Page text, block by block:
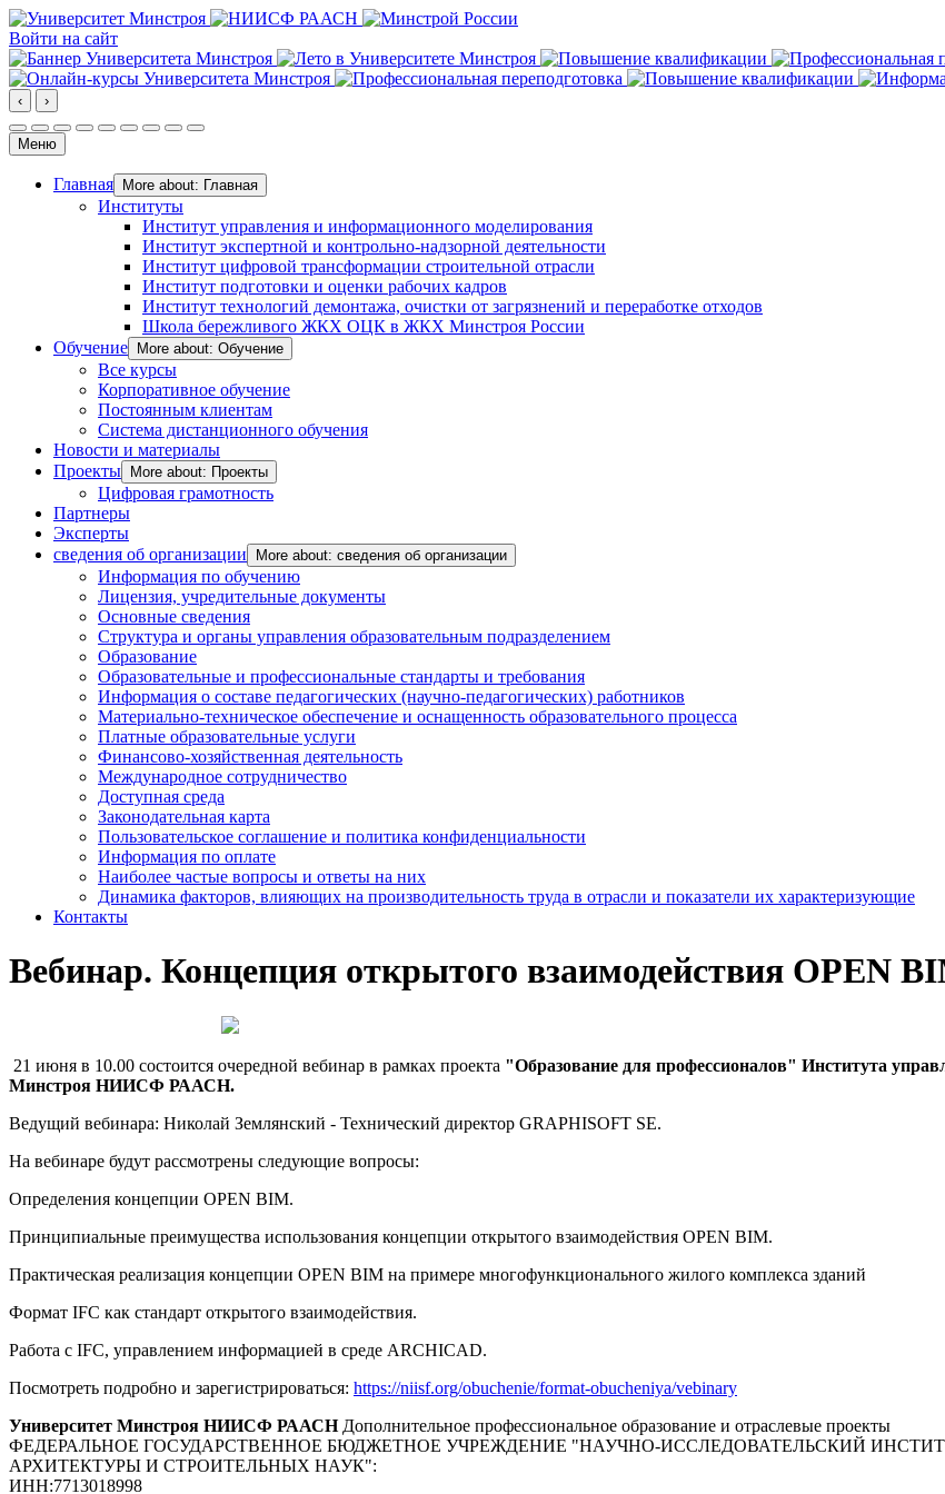
Войти на сайт
‹ ›
Меню
Главная More about: Главная
Институты
Институт управления и информационного моделирования
Институт экспертной и контрольно-надзорной деятельности
Институт цифровой трансформации строительной отрасли
Институт подготовки и оценки рабочих кадров
Институт технологий демонтажа, очистки от загрязнений и переработке отходов
Школа бережливого ЖКХ ОЦК в ЖКХ Минстроя России
Обучение
More about: Обучение
Все курсы
Корпоративное обучение
Постоянным клиентам
Система дистанционного обучения
Новости и материалы
Проекты
More about: Проекты
Цифровая грамотность
Партнеры
Эксперты
сведения об организации
More about: сведения об организации
Информация по обучению
Лицензия, учредительные документы
Основные сведения
Структура и органы управления образовательным подразделением
Образование
Образовательные и профессиональные стандарты и требования
Информация о составе педагогических (научно-педагогических) работников
Материально-техническое обеспечение и оснащенность образовательного процесса
Платные образовательные услуги
Финансово-хозяйственная деятельность
Международное сотрудничество
Доступная среда
Законодательная карта
Пользовательское соглашение и политика конфиденциальности
Информация по оплате
Наиболее частые вопросы и ответы на них
Динамика факторов, влияющих на производительность труда в отрасли и показатели их характеризующие
Контакты
Вебинар. Концепция открытого взаимодействия OPEN
21 июня в 10.00 состоится очередной вебинар в рамках проекта "Образование для профессионалов" Института
Минстроя НИИСФ РААСН.
Ведущий вебинара: Николай Землянский - Технический директор GRAPHISOFT SE.
На вебинаре будут рассмотрены следующие вопросы:
Определения концепции OPEN BIM.
Принципиальные преимущества использования концепции открытого взаимодействия OPEN BIM.
Практическая реализация концепции OPEN BIM на примере многофункционального жилого комплекса зданий
Формат IFC как стандарт открытого взаимодействия.
Работа с IFC, управлением информацией в среде ARCHICAD.
Посмотреть подробно и зарегистрироваться: https://niisf.org/obuchenie/format-obucheniya/vebinary
Университет Минстроя НИИСФ РААСН Дополнительное профессиональное образование и отраслевые проекты
ФЕДЕРАЛЬНОЕ ГОСУДАРСТВЕННОЕ БЮДЖЕТНОЕ УЧРЕЖДЕНИЕ "НАУЧНО-ИССЛЕДОВАТЕЛЬСКИЙ
АРХИТЕКТУРЫ И СТРОИТЕЛЬНЫХ НАУК":
ИНН:7713018998